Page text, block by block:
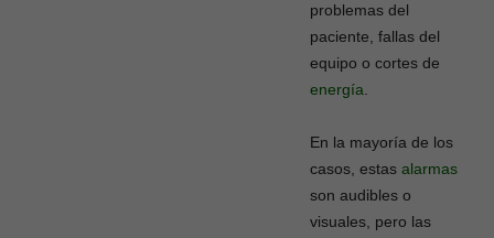
problemas del
paciente, fallas del
equipo o cortes de
energía
En la mayoría de los
casos, estas alarmas
son audibles o
visuales, pero las